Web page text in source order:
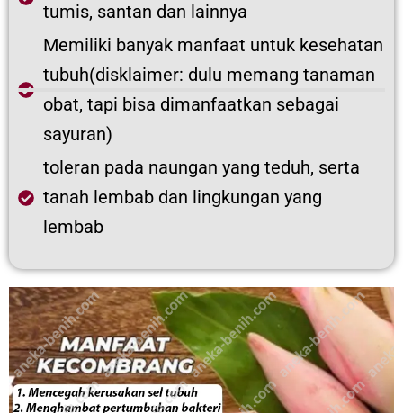
tumis, santan dan lainnya
Memiliki banyak manfaat untuk kesehatan
tubuh(disklaimer: dulu memang tanaman
obat, tapi bisa dimanfaatkan sebagai
sayuran)
toleran pada naungan yang teduh, serta
tanah lembab dan lingkungan yang
lembab